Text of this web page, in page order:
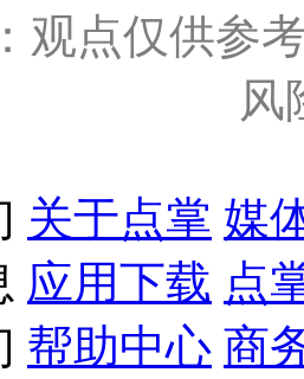
观点仅供参
风
关于点掌 媒
应用下载 点
帮助中心 商